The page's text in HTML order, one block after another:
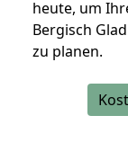
heute, um
Bergisch
zu planen.